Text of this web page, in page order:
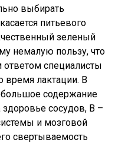
выбирать
питьевого
зеленый
немалую пользу, что
специалисты
время лактации. В
большое содержание
сосудов, В –
и мозговой
свертываемость